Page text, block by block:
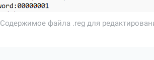
Содержимое файла .reg для